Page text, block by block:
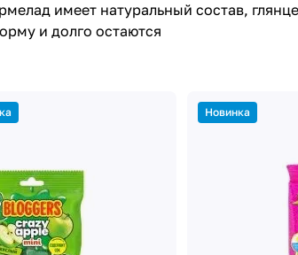
имеет натуральный состав,
и долго остаются
Новинка